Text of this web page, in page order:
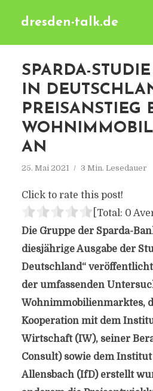
dresden-talk.de
SPARDA-
IN
PREISANSTIEG
AN
25. Mai 2021 3 Min. Lesedauer
Click to rate this post!
[Total: 0
Die Gruppe der Sparda-
diesjährige Ausgabe der
Deutschland“
der umfassenden
Wohnimmobilienmarktes,
Kooperation mit dem
Wirtschaft (IW), seiner
Consult) sowie dem
Allensbach (IfD) erstellt